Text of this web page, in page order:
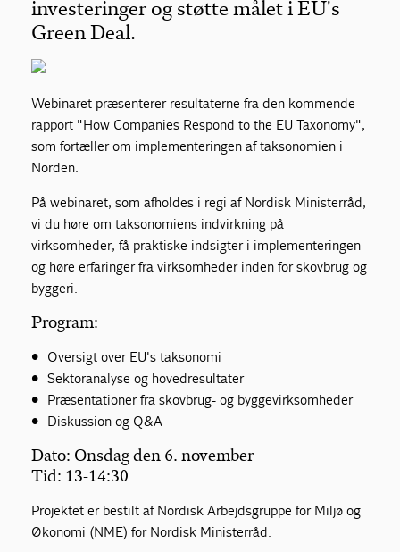
investeringer og støtte målet i EU's
Green Deal.
Webinaret præsenterer resultaterne fra den kommende
rapport "How Companies Respond to the EU Taxonomy",
som fortæller om implementeringen af taksonomien i
Norden.
På webinaret, som afholdes i regi af Nordisk Ministerråd,
vi du høre om taksonomiens indvirkning på
virksomheder, få praktiske indsigter i implementeringen
og høre erfaringer fra virksomheder inden for skovbrug og
byggeri.
Program:
• Oversigt over EU's taksonomi
• Sektoranalyse og hovedresultater
• Præsentationer fra skovbrug- og byggevirksomheder
• Diskussion og Q&A
Dato: Onsdag den 6. november
Tid: 13-14:30
Projektet er bestilt af Nordisk Arbejdsgruppe for Miljø og
Økonomi (NME) for Nordisk Ministerråd.